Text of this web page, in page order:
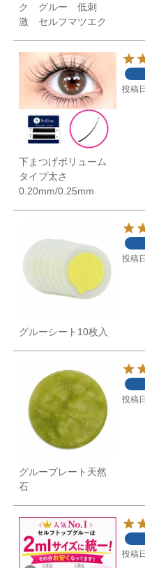
ク グルー 低刺
激 セルフマツエク
下まつげボリューム
タイプ太さ
0.20mm/0.25mm
投稿日
グルーシート10枚入
投稿日
グループレート天然
石
投稿日
投稿日